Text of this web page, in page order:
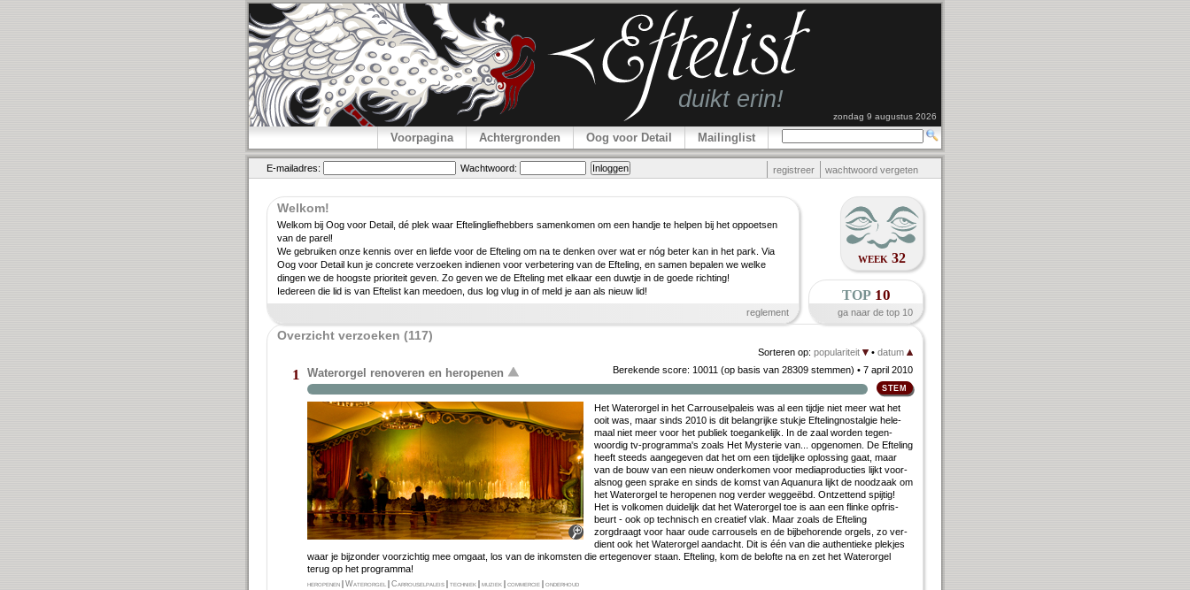
zondag 9 augustus 2026
Voorpagina Achtergronden Oog voor Detail Mailinglist
E-mailadres: Wachtwoord: registreer wachtwoord vergeten
Welkom!
Welkom bij Oog voor Detail, dé plek waar Efteling­lief­hebbers samenkomen om een handje te helpen bij het oppoetsen
van de parel!
We gebruiken onze kennis over en liefde voor de Efteling om na te denken over wat er nóg beter kan in het park. Via
Oog voor Detail kun je concrete verzoeken indienen voor verbe­tering van de Efteling, en samen bepalen we welke
dingen we de hoogste priori­teit geven. Zo geven we de Efteling met elkaar een duwtje in de goede richting!
Iedereen die lid is van Eftelist kan meedoen, dus log vlug in of meld je aan als nieuw lid!
reglement
week 32
top 10
ga naar de top 10
Overzicht verzoeken (117)
Sorteren op: populariteit • datum
1 Waterorgel renoveren en heropenen Berekende score: 10011 (op basis van 28309 stemmen) • 7 april 2010
Het Wa­ter­or­gel in het Car­rou­sel­pa­leis was al een tijd­je niet meer wat het
ooit was, maar sinds 2010 is dit be­lang­rij­ke stuk­je Ef­te­ling­nostal­gie he­le­
maal niet meer voor het pu­bliek toe­gan­ke­lijk. In de zaal wor­den te­gen­
woor­dig tv-pro­gram­ma's zo­als Het Mysterie van... op­ge­no­men. De Ef­te­ling
heeft steeds aan­ge­ge­ven dat het om een tij­de­lij­ke op­los­sing gaat, maar
van de bouw van een nieuw on­der­ko­men voor me­dia­pro­duc­ties lijkt voor­
als­nog geen spra­ke en sinds de komst van Aquan­ura lijkt de nood­zaak om
het Wa­ter­or­gel te her­o­pe­nen nog ver­der weg­geëbd. Ont­zet­tend spij­tig!
Het is vol­ko­men dui­de­lijk dat het Wa­ter­or­gel toe is aan een flin­ke op­fris­
beurt - ook op tech­nisch en cre­a­tief vlak. Maar zo­als de Ef­te­ling
zorgdraagt voor haar ou­de car­rou­sels en de bij­be­ho­ren­de or­gels, zo ver­
dient ook het Wa­ter­or­gel aan­dacht. Dit is één van die au­then­tie­ke plek­jes
waar je bij­zon­der voor­zich­tig mee om­gaat, los van de in­kom­sten die er­te­gen­over staan. Ef­te­ling, kom de be­lof­te na en zet het Water­orgel
terug op het pro­gram­ma!
heropenen |Waterorgel |Carrouselpaleis |techniek |muziek |commercie |onderhoud